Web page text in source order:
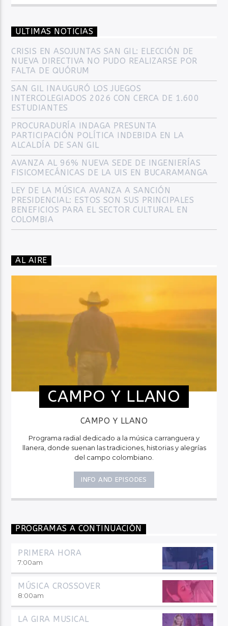
ULTIMAS NOTICIAS
CRISIS EN ASOJUNTAS SAN GIL: ELECCIÓN DE
NUEVA DIRECTIVA NO PUDO REALIZARSE POR
FALTA DE QUÓRUM
SAN GIL INAUGURÓ LOS JUEGOS
INTERCOLEGIADOS 2026 CON CERCA DE 1.600
ESTUDIANTES
PROCURADURÍA INDAGA PRESUNTA
PARTICIPACIÓN POLÍTICA INDEBIDA EN LA
ALCALDÍA DE SAN GIL
AVANZA AL 96% NUEVA SEDE DE INGENIERÍAS
FISICOMECÁNICAS DE LA UIS EN BUCARAMANGA
LEY DE LA MÚSICA AVANZA A SANCIÓN
PRESIDENCIAL: ESTOS SON SUS PRINCIPALES
BENEFICIOS PARA EL SECTOR CULTURAL EN
COLOMBIA
AL AIRE
CAMPO Y LLANO
CAMPO Y LLANO
Programa radial dedicado a la música carranguera y
llanera, donde suenan las tradiciones, historias y alegrías
del campo colombiano.
INFO AND EPISODES
PROGRAMAS A CONTINUACIÓN
PRIMERA HORA
7:00am
MÚSICA CROSSOVER
8:00am
LA GIRA MUSICAL